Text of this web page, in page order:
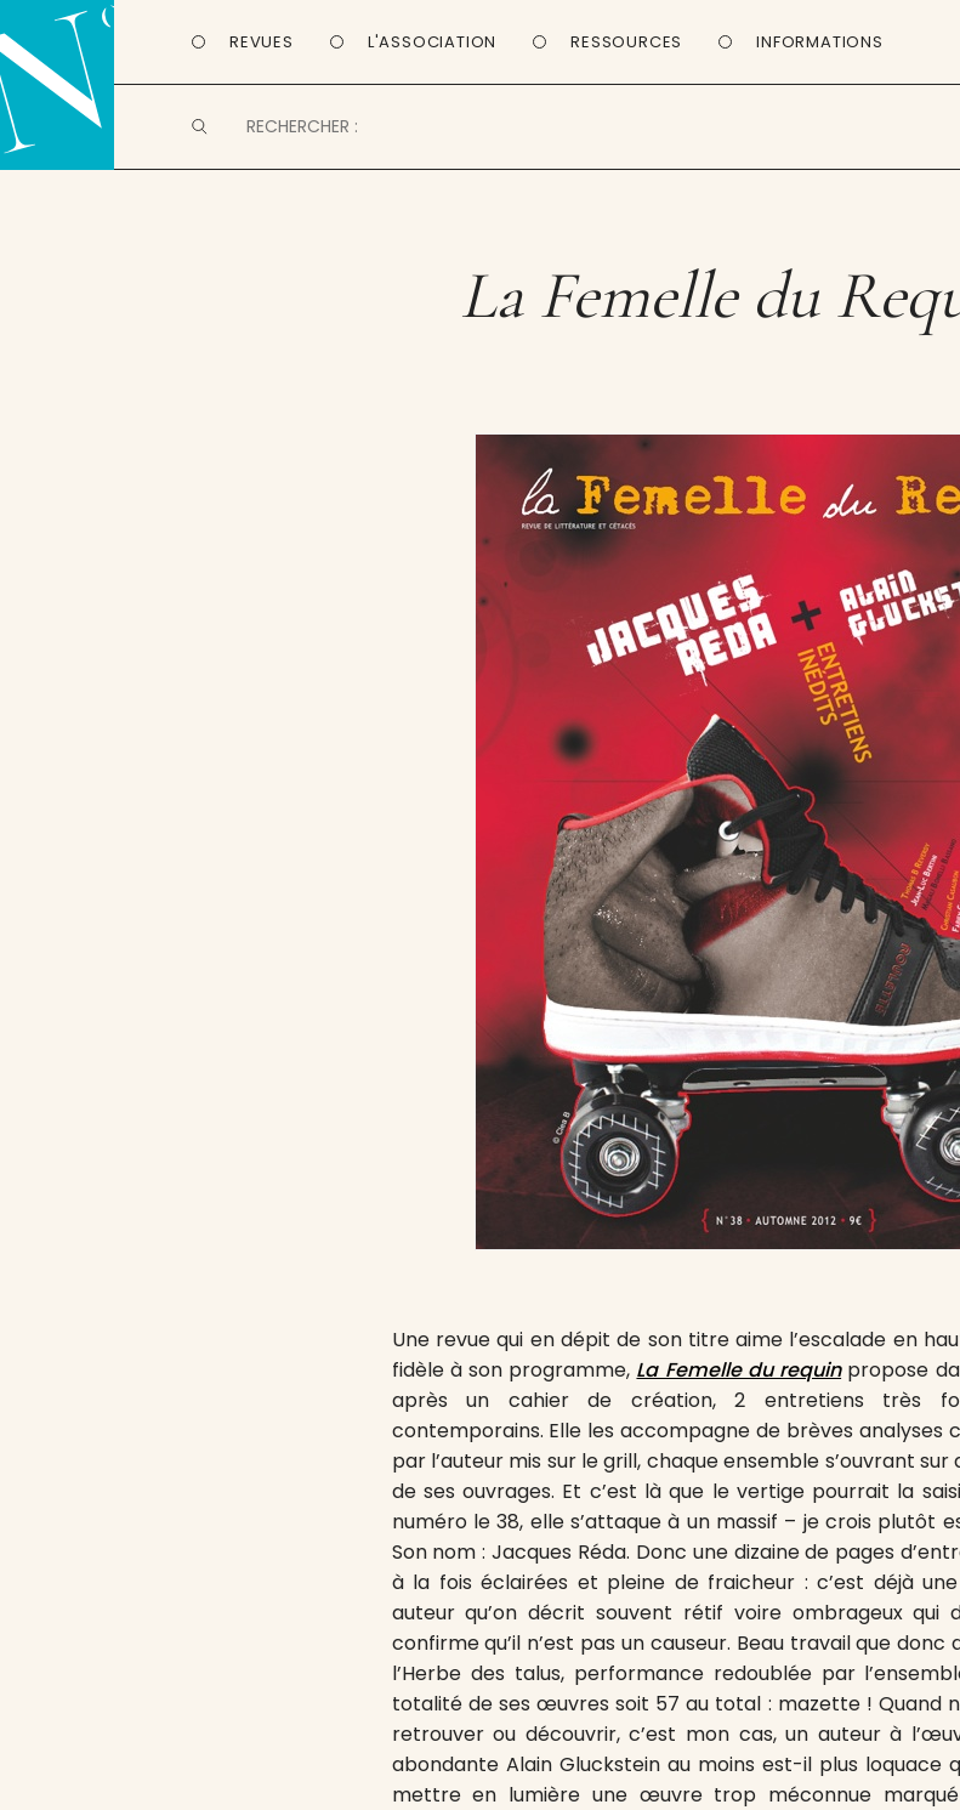
REVUES L'ASSOCIATION RESSOURCES INFORMATIONS
La Femelle du
Une revue qui en dépit de son titre aime l’escalade en
fidèle à son programme, La Femelle du requinpropose
après un cahier de création, 2 entretiens très
contemporains. Elle les accompagne de brèves analyses
par l’auteur mis sur le grill, chaque ensemble s’ouvrant
de ses ouvrages. Et c’est là que le vertige pourrait la
numéro le 38, elle s’attaque à un massif – je crois plutôt
Son nom : Jacques Réda. Donc une dizaine de pages
à la fois éclairées et pleine de fraicheur : c’est déjà
auteur qu’on décrit souvent rétif voire ombrageux qui
confirme qu’il n’est pas un causeur. Beau travail que donc
l’Herbe des talus, performance redoublée par
totalité de ses œuvres soit 57 au total : mazette ! Quand
retrouver ou découvrir, c’est mon cas, un auteur à
abondante Alain Gluckstein au moins est-il plus loquace
mettre en lumière une œuvre trop méconnue